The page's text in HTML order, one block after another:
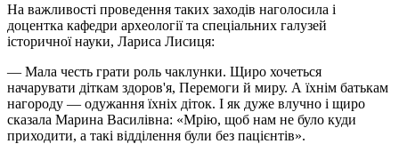
На важливості проведення таких заходів наголосила і
доцентка кафедри археології та спеціальних галузей
історичної науки, Лариса Лисиця:
— Мала честь грати роль чаклунки. Щиро хочеться
начарувати діткам здоров'я, Перемоги й миру. А їхнім батькам
нагороду — одужання їхніх діток. І як дуже влучно і щиро
сказала Марина Василівна: «Мрію, щоб нам не було куди
приходити, а такі відділення були без пацієнтів».